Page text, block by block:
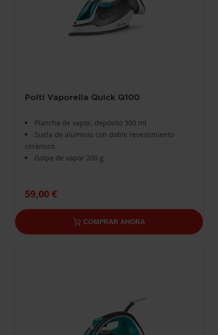
Polti Vaporella Quick Q100
Plancha de vapor, depósito 300 ml
Suela de aluminio con doble revestimiento
cerámico
Golpe de vapor 200 g
59,00 €
COMPRAR AHORA